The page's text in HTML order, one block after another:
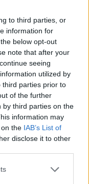
to third parties, or
information for
below opt-out
note that after your
seeing
utilized by
third parties prior to
of the further
by third parties on the
information may
the IAB’s List of
disclose it to other